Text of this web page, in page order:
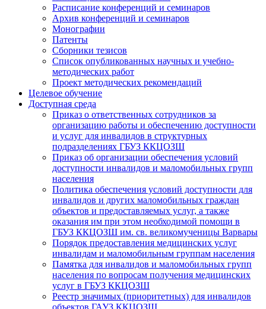
Расписание конференций и семинаров
Архив конференций и семинаров
Монографии
Патенты
Сборники тезисов
Список опубликованных научных и учебно-
методических работ
Проект методических рекомендаций
Целевое обучение
Доступная среда
Приказ о ответственных сотрудников за
организацию работы и обеспечению доступности
и услуг для инвалидов в структурных
подразделениях ГБУЗ ККЦОЗШ
Приказ об организации обеспечения условий
доступности инвалидов и маломобильных групп
населения
Политика обеспечения условий доступности для
инвалидов и других маломобильных граждан
объектов и предоставляемых услуг, а также
оказания им при этом необходимой помощи в
ГБУЗ ККЦОЗШ им. св. великомученицы Варвары
Порядок предоставления медицинских услуг
инвалидам и маломобильным группам населения
Памятка для инвалидов и маломобильных групп
населения по вопросам получения медицинских
услуг в ГБУЗ ККЦОЗШ
Реестр значимых (приоритетных) для инвалидов
объектов ГАУЗ ККЦОЗШ